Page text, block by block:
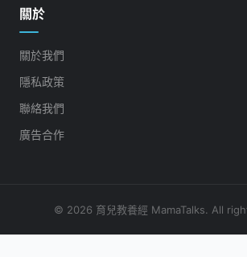
關於
關於我們
隱私政策
聯絡我們
廣告合作
© 2026 育兒教養經 MamaTalks. All